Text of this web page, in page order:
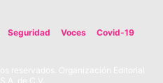
Seguridad Voces Covid-19